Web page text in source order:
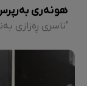
هونەری
"ناسری ڕەزازی